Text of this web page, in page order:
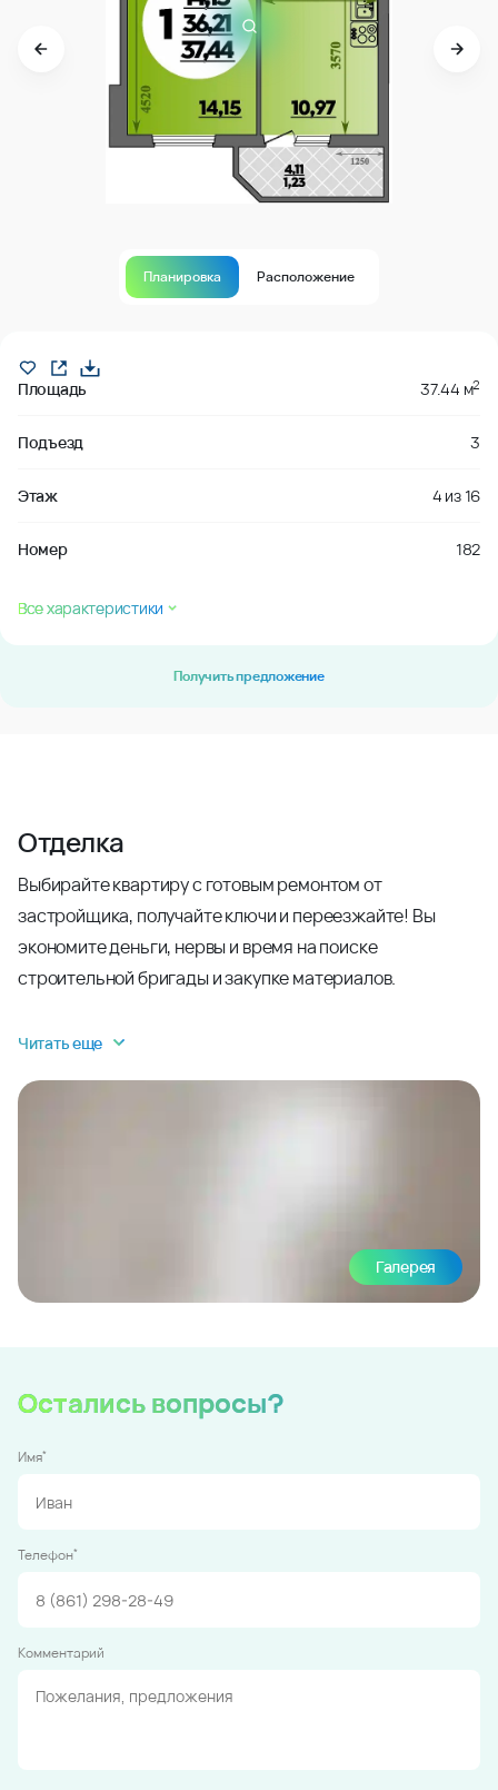
Планировка Расположение
Площадь 37.44 м2
Подъезд 3
Этаж 4 из16
Номер 182
Все характеристики
Получить предложение
Отделка
Выбирайте квартиру с готовым ремонтом от
застройщика, получайте ключи и переезжайте! Вы
экономите деньги, нервы и время на поиске
строительной бригады и закупке материалов.
Читать еще
Галерея
Остались вопросы?
Имя*
Телефон*
Комментарий